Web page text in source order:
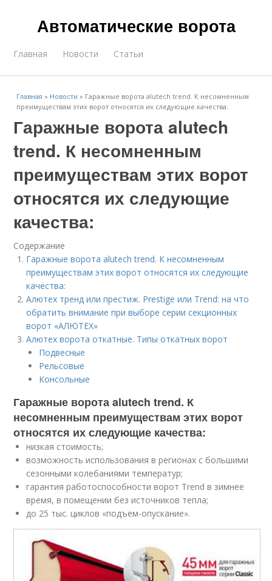
Автоматические ворота
Главная Новости Статьи
Главная » Новости » Гаражные ворота alutech trend. К несомненным
преимуществам этих ворот относятся их следующие качества:
Гаражные ворота alutech
trend. К несомненным
преимуществам этих ворот
относятся их следующие
качества:
Содержание
Гаражные ворота alutech trend. К несомненным
преимуществам этих ворот относятся их следующие
качества:
Алютех тренд или престиж. Prestige или Trend: на что
обратить внимание при выборе серии секционных
ворот «АЛЮТЕХ»
Алютех ворота откатные. Типы откатных ворот
Подвесные
Рельсовые
Консольные
Гаражные ворота alutech trend. К
несомненным преимуществам этих ворот
относятся их следующие качества:
низкая стоимость;
возможность использования в регионах с большими
сезонными колебаниями температур;
гарантия работоспособности ворот Trend в зимнее
время, в помещении без источников тепла;
до 25 тыс. циклов «подъем-опускание».